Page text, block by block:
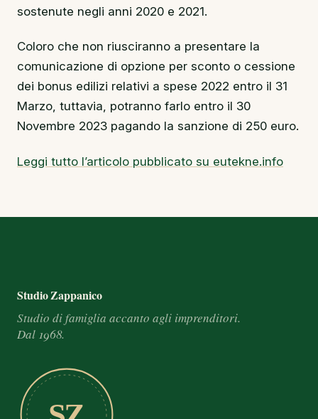
sostenute negli anni 2020 e 2021.
Coloro che non riusciranno a presentare la
comunicazione di opzione per sconto o cessione
dei bonus edilizi relativi a spese 2022 entro il 31
Marzo, tuttavia, potranno farlo entro il 30
Novembre 2023 pagando la sanzione di 250 euro.
Leggi tutto l’articolo pubblicato su eutekne.info
Footer e informazioni
Studio Zappanico
Studio di famiglia accanto agli imprenditori.
Dal 1968.